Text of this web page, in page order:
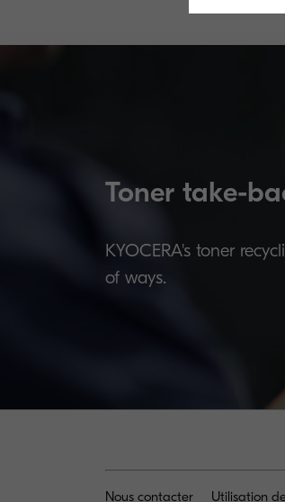
Toner take-
KYOCERA's toner
of ways.
Nous contacter Utilisation